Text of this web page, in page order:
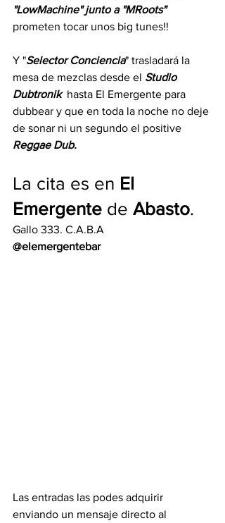
"LowMachine" junto a "MRoots"
prometen tocar unos big tunes!!
Y "Selector Conciencia" trasladará la
mesa de mezclas desde el Studio
Dubtronik
  hasta El Emergente para
dubbear y que en toda la noche no deje
de sonar ni un segundo el positive
Reggae Dub.
La cita es en El
Emergente de Abasto.
Gallo 333. C.A.B.A
@elemergentebar
Las entradas las podes adquirir
enviando un mensaje directo al